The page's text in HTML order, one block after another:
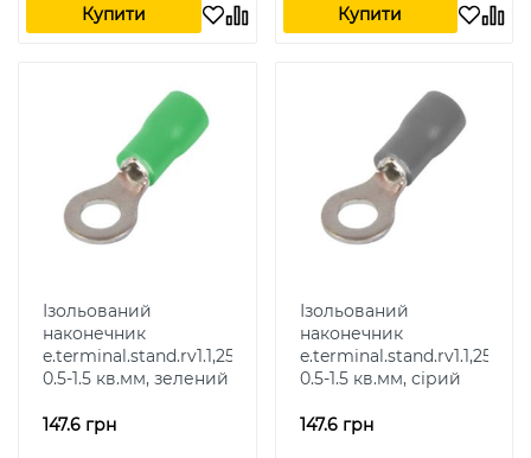
Купити Купити
Ізольований
наконечник
e.terminal.stand.rv1.1,25.8.green
0.5-1.5 кв.мм, зелений
147.6 грн
Ізольований
наконечник
0.5-1.5 кв.мм, сірий
147.6 грн